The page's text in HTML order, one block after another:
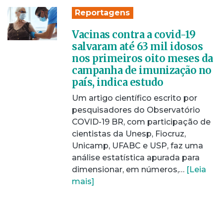
Reportagens
Vacinas contra a covid-19
salvaram até 63 mil idosos
nos primeiros oito meses da
campanha de imunização no
país, indica estudo
Um artigo científico escrito por
pesquisadores do Observatório
COVID-19 BR, com participação de
cientistas da Unesp, Fiocruz,
Unicamp, UFABC e USP, faz uma
análise estatística apurada para
dimensionar, em números,… [Leia
mais]